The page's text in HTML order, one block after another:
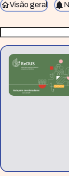
Visão geral